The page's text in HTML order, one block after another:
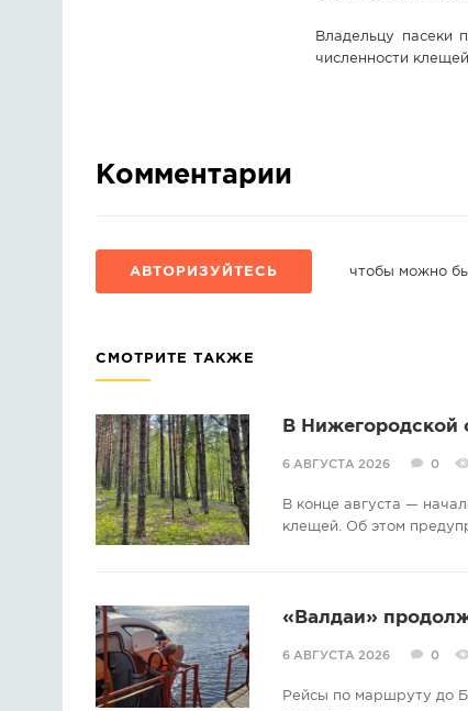
Владельцу пасеки
численности
Комментарии
АВТОРИЗУЙТЕСЬ чтобы можно
СМОТРИТЕ ТАКЖЕ
В Нижегородской
6 АВГУСТА 2026 0
В конце августа —
клещей. Об этом
«Валдаи»
6 АВГУСТА 2026 0
Рейсы по маршруту до